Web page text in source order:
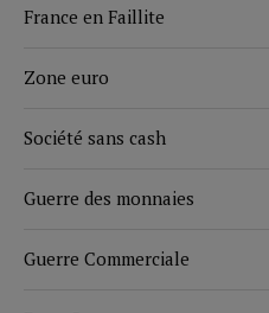
France en Faillite
Zone euro
Société sans cash
Guerre des monnaies
Guerre Commerciale